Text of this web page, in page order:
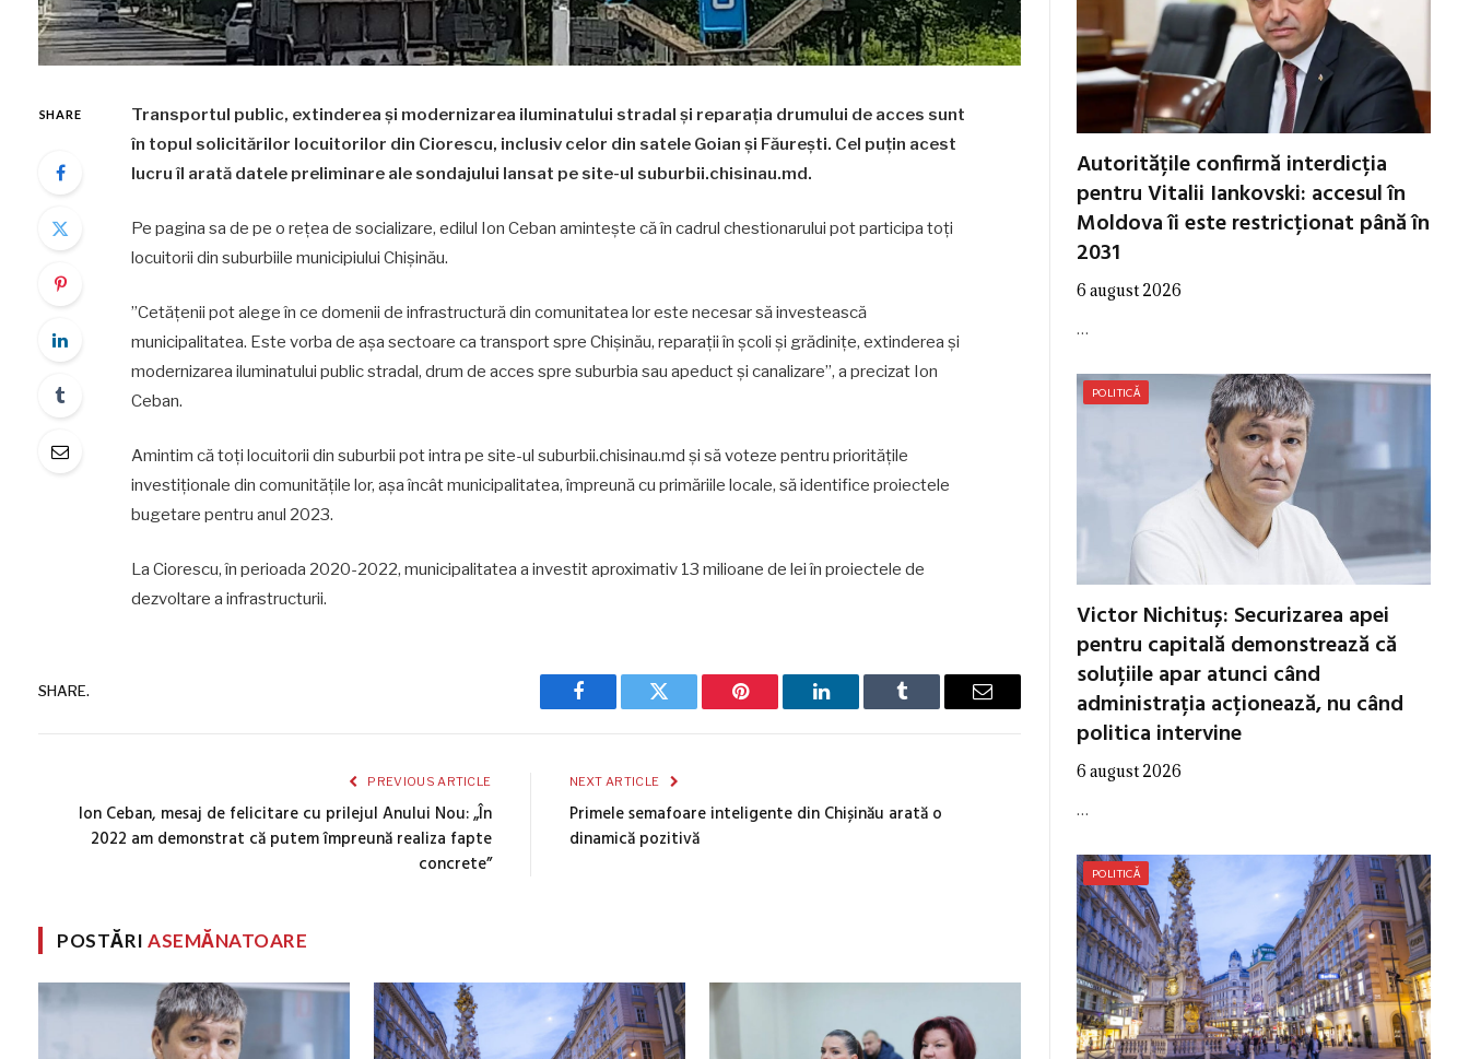
SHARE
Transportul public, extinderea și modernizarea iluminatului stradal și reparația drumului de acces sunt
în topul solicitărilor locuitorilor din Ciorescu, inclusiv celor din satele Goian și Făurești. Cel puțin acest
lucru îl arată datele preliminare ale sondajului lansat pe site-ul suburbii.chisinau.md.
Pe pagina sa de pe o rețea de socializare, edilul Ion Ceban amintește că în cadrul chestionarului pot participa toți
locuitorii din suburbiile municipiului Chișinău.
”Cetățenii pot alege în ce domenii de infrastructură din comunitatea lor este necesar să investească
municipalitatea. Este vorba de așa sectoare ca transport spre Chișinău, reparații în școli și grădinițe, extinderea și
modernizarea iluminatului public stradal, drum de acces spre suburbia sau apeduct și canalizare”, a precizat Ion
Ceban.
Amintim că toți locuitorii din suburbii pot intra pe site-ul suburbii.chisinau.md și să voteze pentru prioritățile
investiționale din comunitățile lor, așa încât municipalitatea, împreună cu primăriile locale, să identifice proiectele
bugetare pentru anul 2023.
La Ciorescu, în perioada 2020-2022, municipalitatea a investit aproximativ 13 milioane de lei în proiectele de
dezvoltare a infrastructurii.
SHARE.
Facebook Twitter Pinterest LinkedIn Tumblr Email
PREVIOUS ARTICLE
Ion Ceban, mesaj de felicitare cu prilejul Anului Nou: „În
2022 am demonstrat că putem împreună realiza fapte
concrete”
NEXT ARTICLE
Primele semafoare inteligente din Chișinău arată o
dinamică pozitivă
POSTĂRIASEMĂNATOARE
Autoritățile confirmă interdicția
pentru Vitalii Iankovski: accesul în
Moldova îi este restricționat până în
2031
6 august 2026
…
POLITICĂ
Victor Nichituș: Securizarea apei
pentru capitală demonstrează că
soluțiile apar atunci când
administrația acționează, nu când
politica intervine
6 august 2026
…
POLITICĂ